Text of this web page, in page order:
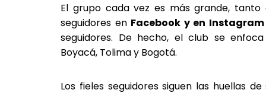
El grupo cada vez es más grande, tanto
seguidores en Facebook y en Instagram
seguidores. De hecho, el club se
Boyacá, Tolima y Bogotá.
Los fieles seguidores siguen las huellas